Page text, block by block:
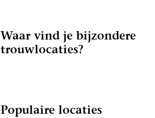
Waar vind je bijzondere
trouwlocaties?
Populaire locaties